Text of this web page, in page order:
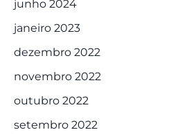
junho 2024
janeiro 2023
dezembro 2022
novembro 2022
outubro 2022
setembro 2022